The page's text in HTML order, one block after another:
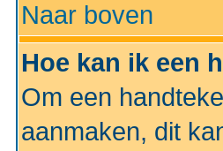
Naar boven
Hoe kan ik een
Om een
aanmaken, dit